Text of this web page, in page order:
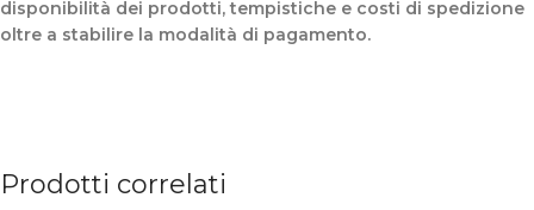
disponibilità dei prodotti, tempistiche e costi di spedizione
oltre a stabilire la modalità di pagamento.
Prodotti correlati